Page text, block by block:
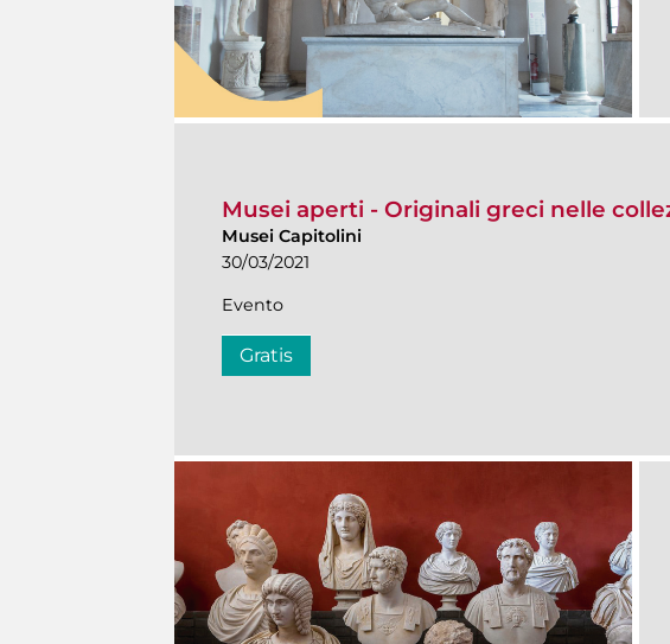
Musei aperti - Originali greci nelle
Musei Capitolini
30/03/2021
Evento
Gratis